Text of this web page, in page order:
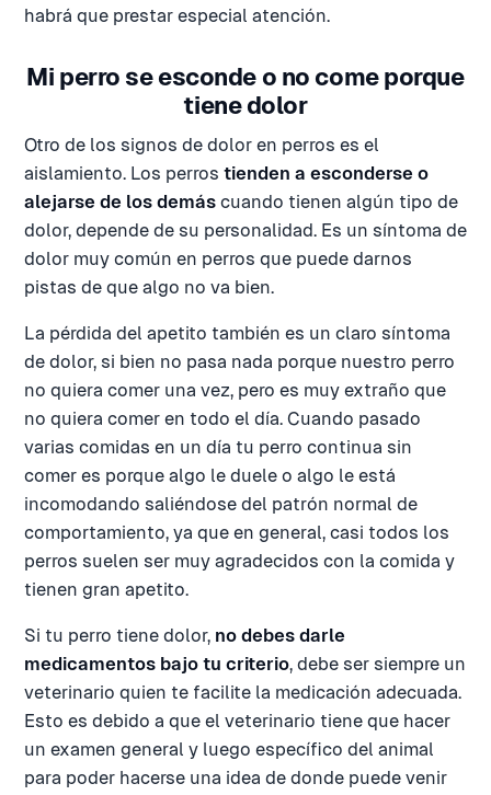
habrá que prestar especial atención.
Mi perro se esconde o no come porque
tiene dolor
Otro de los signos de dolor en perros es el
aislamiento. Los perros tienden a esconderse o
alejarse de los demás cuando tienen algún tipo de
dolor, depende de su personalidad. Es un síntoma de
dolor muy común en perros que puede darnos
pistas de que algo no va bien.
La pérdida del apetito también es un claro síntoma
de dolor, si bien no pasa nada porque nuestro perro
no quiera comer una vez, pero es muy extraño que
no quiera comer en todo el día. Cuando pasado
varias comidas en un día tu perro continua sin
comer es porque algo le duele o algo le está
incomodando saliéndose del patrón normal de
comportamiento, ya que en general, casi todos los
perros suelen ser muy agradecidos con la comida y
tienen gran apetito.
Si tu perro tiene dolor, no debes darle
medicamentos bajo tu criterio, debe ser siempre un
veterinario quien te facilite la medicación adecuada.
Esto es debido a que el veterinario tiene que hacer
un examen general y luego específico del animal
para poder hacerse una idea de donde puede venir